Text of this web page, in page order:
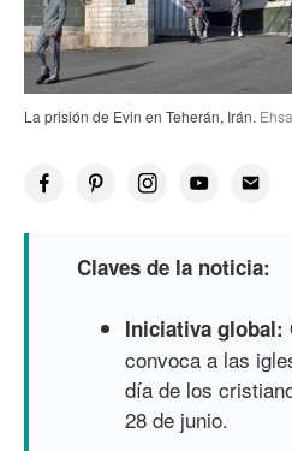
La prisión de Evin en Teherán, Irán.
Claves de la noticia:
Iniciativa global:
convoca a las
día de los
28 de junio.